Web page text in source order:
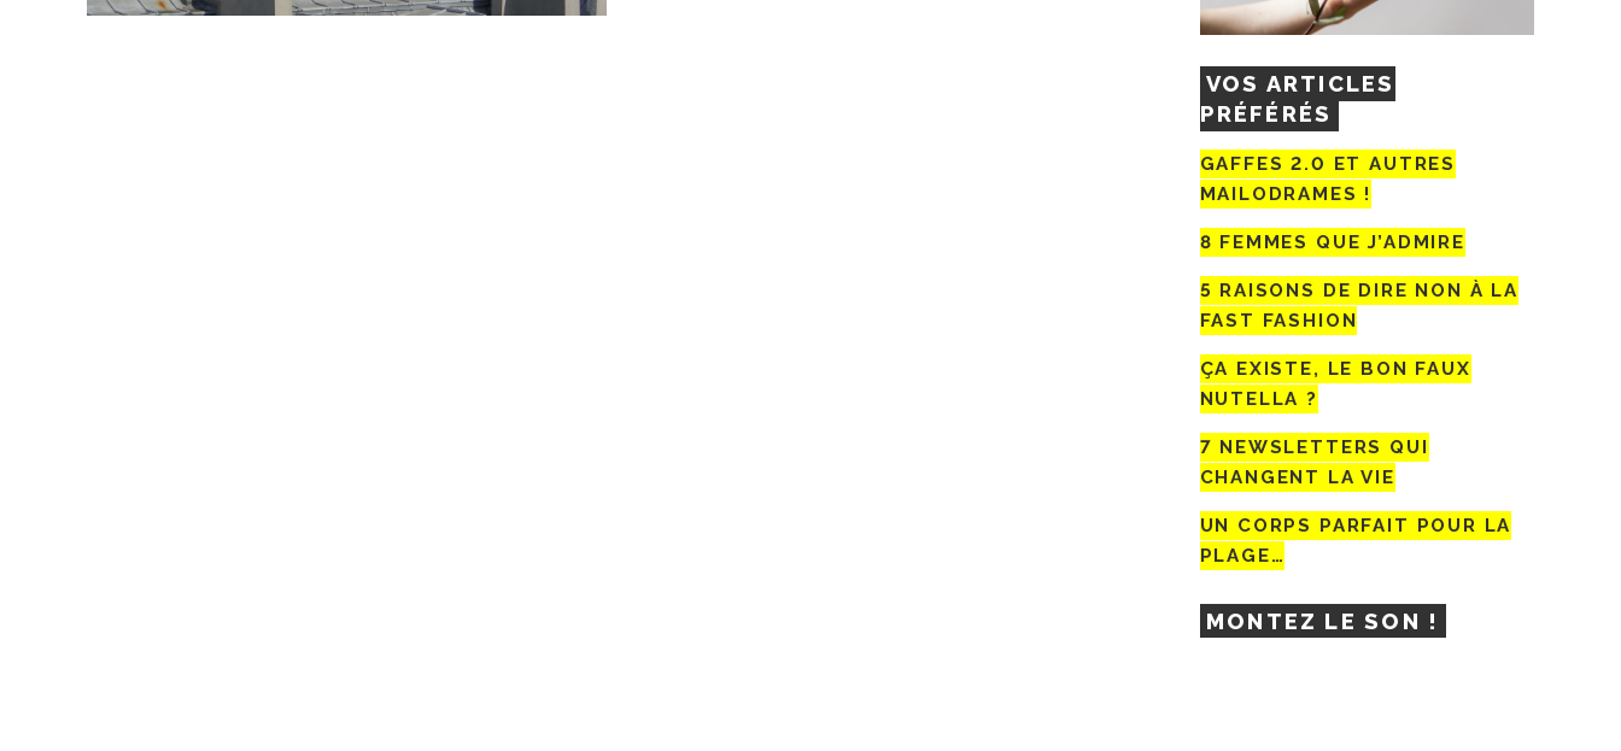
VOS ARTICLES
PRÉFÉRÉS
GAFFES 2.0 ET AUTRES
MAILODRAMES !
8 FEMMES QUE J’ADMIRE
5 RAISONS DE DIRE NON À LA
FAST FASHION
ÇA EXISTE, LE BON FAUX
NUTELLA ?
7 NEWSLETTERS QUI
CHANGENT LA VIE
UN CORPS PARFAIT POUR LA
PLAGE…
MONTEZ LE SON !